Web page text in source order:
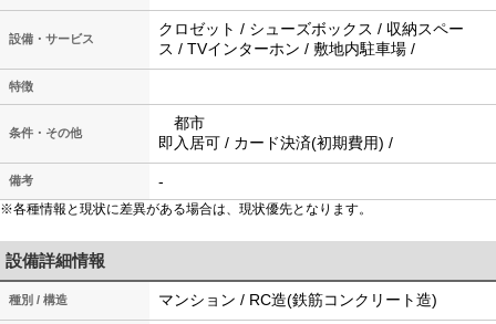
設備・サービス
クロゼット / シューズボックス / 収納スペー
ス / TVインターホン / 敷地内駐車場 /
特徴
条件・その他
都市
即入居可 / カード決済(初期費用) /
備考 -
※各種情報と現状に差異がある場合は、現状優先となります。
設備詳細情報
種別 / 構造 マンション / RC造(鉄筋コンクリート造)